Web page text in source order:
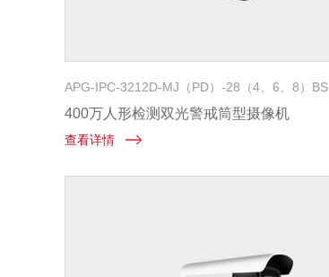
APG-IPC-3212D-MJ（PD）-28（4、6、8）BS
400万人形检测双光警戒筒型摄像机
查看详情